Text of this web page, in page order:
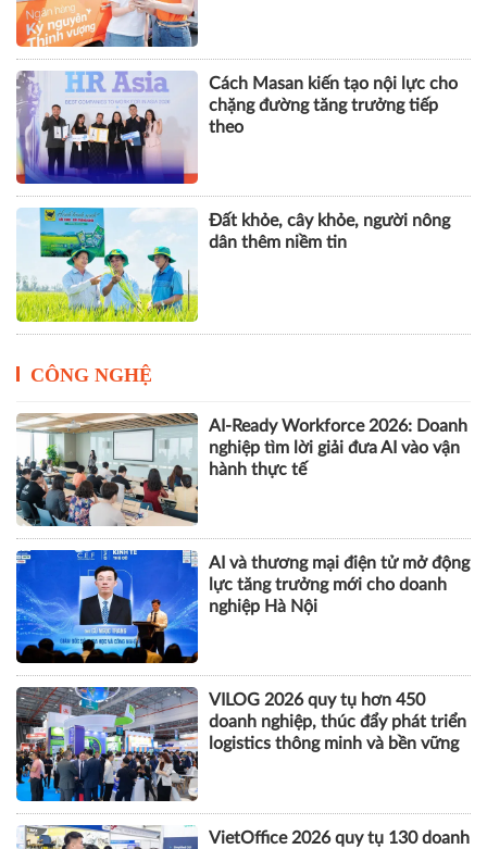
Cách Masan kiến tạo nội lực cho
chặng đường tăng trưởng tiếp
theo
Đất khỏe, cây khỏe, người nông
dân thêm niềm tin
CÔNG NGHỆ
AI-Ready Workforce 2026: Doanh
nghiệp tìm lời giải đưa AI vào vận
hành thực tế
AI và thương mại điện tử mở động
lực tăng trưởng mới cho doanh
nghiệp Hà Nội
VILOG 2026 quy tụ hơn 450
doanh nghiệp, thúc đẩy phát triển
logistics thông minh và bền vững
VietOffice 2026 quy tụ 130 doanh